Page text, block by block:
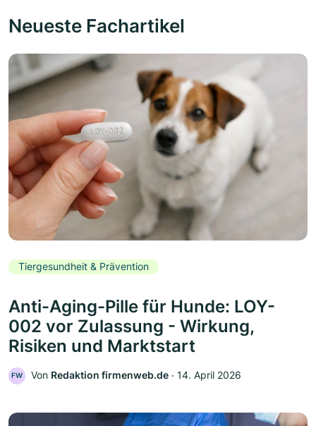
Neueste Fachartikel
Tiergesundheit & Prävention
Anti-Aging-Pille für Hunde: LOY-
002 vor Zulassung - Wirkung,
Risiken und Marktstart
FW Von Redaktion firmenweb.de ‧ 14. April 2026